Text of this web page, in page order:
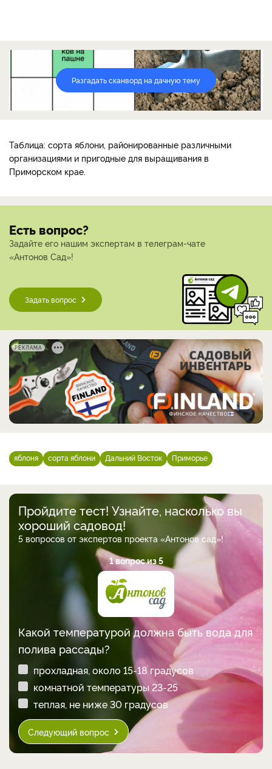
Разгадать сканворд на дачную тему
Таблица: сорта яблони, районированные различными
организациями и пригодные для выращивания в
Приморском крае.
Есть вопрос?
Задайте его нашим экспертам в телеграм-чате
«Антонов Сад»!
Задать вопрос
РЕКЛАМА
яблоня сорта яблони Дальний Восток Приморье
Пройдите тест! Узнайте, насколько вы
хороший садовод!
5 вопросов от экспертов проекта «Антонов сад»!
1 вопрос из 5
Какой температурой должна быть вода для
полива рассады?
прохладная, около 15-18 градусов
комнатной температуры 23-25
теплая, не ниже 30 градусов
Следующий вопрос